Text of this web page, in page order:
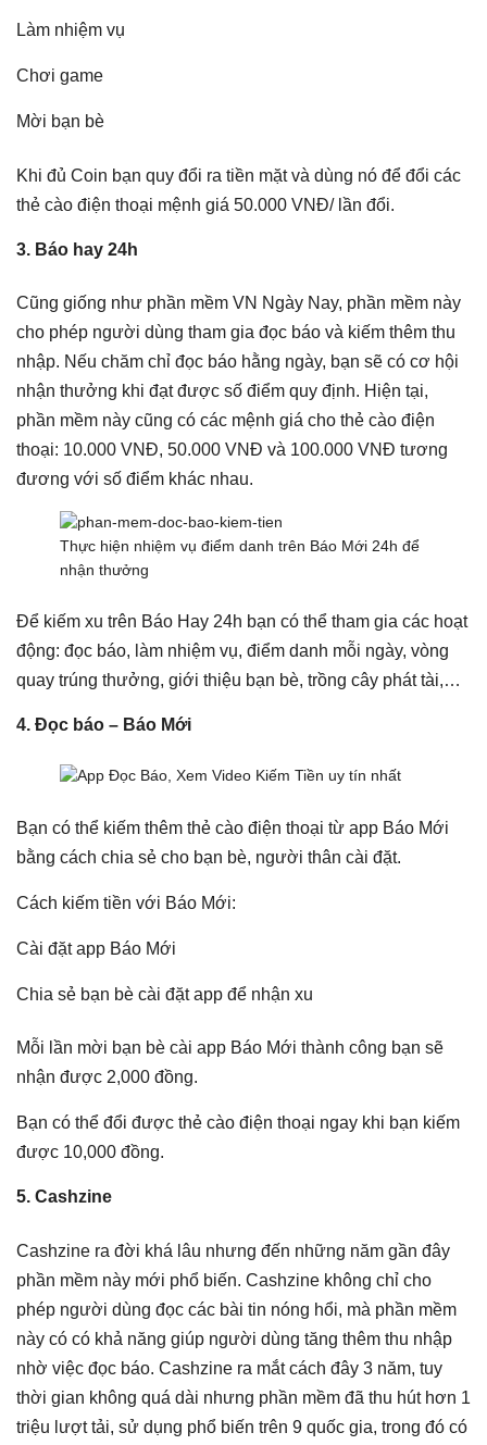
Làm nhiệm vụ
Chơi game
Mời bạn bè
Khi đủ Coin bạn quy đổi ra tiền mặt và dùng nó để đổi các
thẻ cào điện thoại mệnh giá 50.000 VNĐ/ lần đổi.
3. Báo hay 24h
Cũng giống như phần mềm VN Ngày Nay, phần mềm này
cho phép người dùng tham gia đọc báo và kiếm thêm thu
nhập. Nếu chăm chỉ đọc báo hằng ngày, bạn sẽ có cơ hội
nhận thưởng khi đạt được số điểm quy định. Hiện tại,
phần mềm này cũng có các mệnh giá cho thẻ cào điện
thoại: 10.000 VNĐ, 50.000 VNĐ và 100.000 VNĐ tương
đương với số điểm khác nhau.
Thực hiện nhiệm vụ điểm danh trên Báo Mới 24h để
nhận thưởng
Để kiếm xu trên Báo Hay 24h bạn có thể tham gia các hoạt
động: đọc báo, làm nhiệm vụ, điểm danh mỗi ngày, vòng
quay trúng thưởng, giới thiệu bạn bè, trồng cây phát tài,…
4. Đọc báo – Báo Mới
Bạn có thể kiếm thêm thẻ cào điện thoại từ app Báo Mới
bằng cách chia sẻ cho bạn bè, người thân cài đặt.
Cách kiếm tiền với Báo Mới:
Cài đặt app Báo Mới
Chia sẻ bạn bè cài đặt app để nhận xu
Mỗi lần mời bạn bè cài app Báo Mới thành công bạn sẽ
nhận được 2,000 đồng.
Bạn có thể đổi được thẻ cào điện thoại ngay khi bạn kiếm
được 10,000 đồng.
5. Cashzine
Cashzine ra đời khá lâu nhưng đến những năm gần đây
phần mềm này mới phổ biến. Cashzine không chỉ cho
phép người dùng đọc các bài tin nóng hổi, mà phần mềm
này có có khả năng giúp người dùng tăng thêm thu nhập
nhờ việc đọc báo. Cashzine ra mắt cách đây 3 năm, tuy
thời gian không quá dài nhưng phần mềm đã thu hút hơn 1
triệu lượt tải, sử dụng phổ biến trên 9 quốc gia, trong đó có